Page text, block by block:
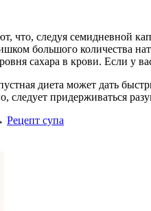
что, следуя семидневной
большого количества
сахара в крови. Если у
диета может дать
следует придерживаться
Рецепт супа